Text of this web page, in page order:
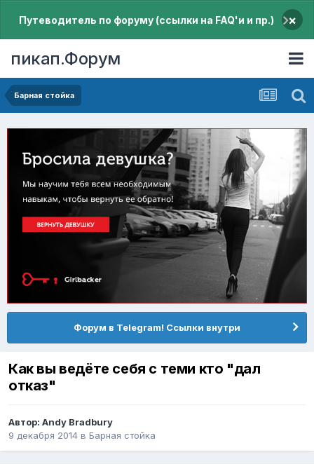
Путеводитель по форуму (ссылки на FAQ'и и пр.) ×
пикап.Форум
Барная стойка
Форум в Telegram! Ссылки внутри
Как вы ведёте себя с теми кто "дал
отказ"
Автор: Andy Bradbury
9 декабря 2014 в Барная стойка